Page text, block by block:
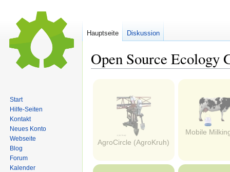
Open Source Ecology
springen
springen
AgroCircle (AgroKruh)
Mobile
Hauptseite Diskussion
Start
Hilfe-Seiten
Kontakt
Neues Konto
Webseite
Blog
Forum
Kalender